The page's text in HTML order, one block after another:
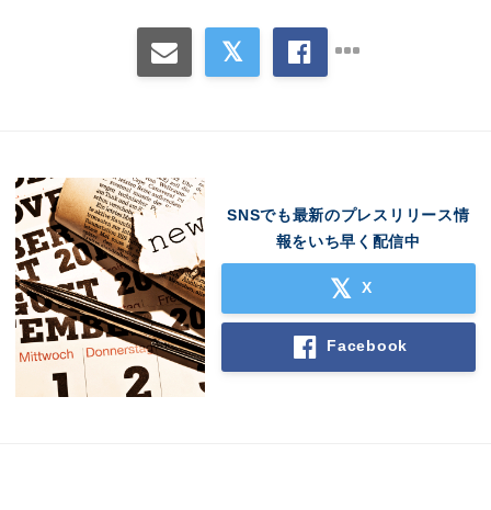
SNSでも最新のプレスリリース情
報をいち早く配信中
X
Facebook